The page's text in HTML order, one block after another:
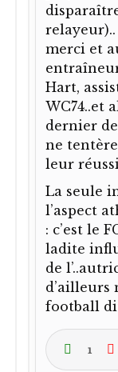
merci et
Hart,
WC74..et
dernier
ne
leur
La seule
l’aspect
: c’est le
ladite
de
d’ailleurs
football
1